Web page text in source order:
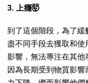
3. 上癮🤯
到了這個階段，為了緩
盡不同手段去獲取和
影響，無法專注在其
因為長期受到物質影